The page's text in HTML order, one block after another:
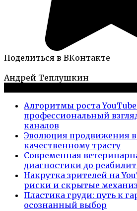
Поделиться в ВКонтакте
Андрей Теплушкин
Алгоритмы роста
профессиональный
каналов
Эволюция продвижения в
качественному трасту
Современная
диагностики до
Накрутка зрителей на
риски и скрытые
Пластика груди: путь к
осознанный выбор